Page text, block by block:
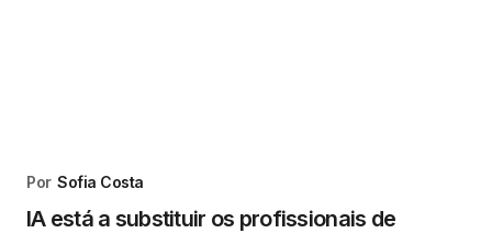
Por Sofia Costa
IA está a substituir os profissionais de